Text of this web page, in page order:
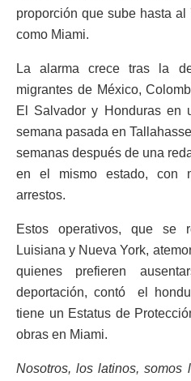
proporción que sube hasta
como Miami.
La alarma crece tras la
migrantes de México,
El Salvador y Honduras en
semana pasada en
semanas después de una
en el mismo estado, con
arrestos.
Estos operativos, que se
Luisiana y Nueva York,
quienes prefieren
deportación, contó el
tiene un Estatus de
obras en Miami.
Nosotros, los latinos, somos